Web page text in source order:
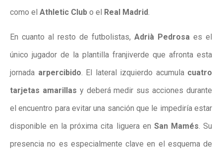
como el Athletic Club o el Real Madrid.
En cuanto al resto de futbolistas, Adrià Pedrosa es el
único jugador de la plantilla franjiverde que afronta esta
jornada arpercibido. El lateral izquierdo acumula cuatro
tarjetas amarillas y deberá medir sus acciones durante
el encuentro para evitar una sanción que le impediría estar
disponible en la próxima cita liguera en San Mamés. Su
presencia no es especialmente clave en el esquema de